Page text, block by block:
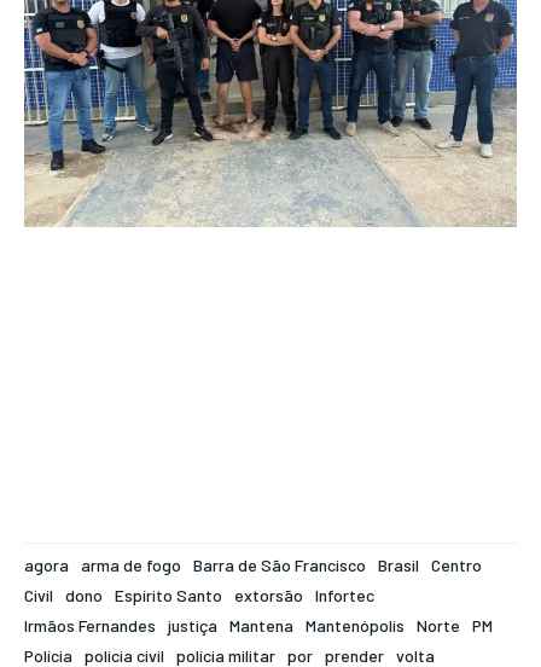
agora arma de fogo Barra de São Francisco Brasil
Centro
Civil
dono Espírito Santo extorsão
Infortec
Irmãos Fernandes
justiça Mantena Mantenópolis Norte
PM
Polícia
polícia civil polícia militar por prender volta